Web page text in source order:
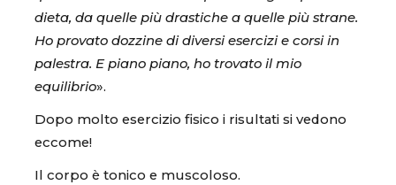
dieta, da quelle più drastiche a quelle più strane.
Ho provato dozzine di diversi esercizi e corsi in
palestra. E piano piano, ho trovato il mio
equilibrio».
Dopo molto esercizio fisico i risultati si vedono
eccome!
Il corpo è tonico e muscoloso.